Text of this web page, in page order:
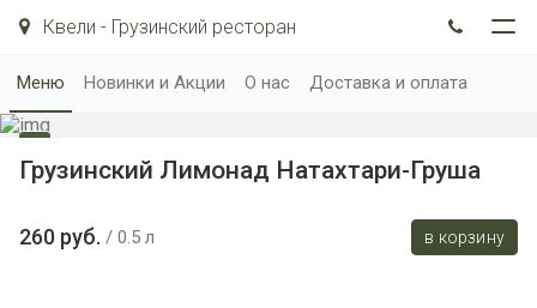
Квели - Грузинский ресторан
Меню Новинки и Акции О нас Доставка и оплата
Грузинский Лимонад Натахтари-Груша
260 руб. 0.5 л в корзину